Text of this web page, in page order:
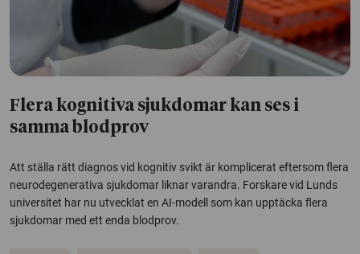
Flera kognitiva sjukdomar kan ses i
samma blodprov
Att ställa rätt diagnos vid kognitiv svikt är komplicerat eftersom flera
neurodegenerativa sjukdomar liknar varandra. Forskare vid Lunds
universitet har nu utvecklat en AI-modell som kan upptäcka flera
sjukdomar med ett enda blodprov.